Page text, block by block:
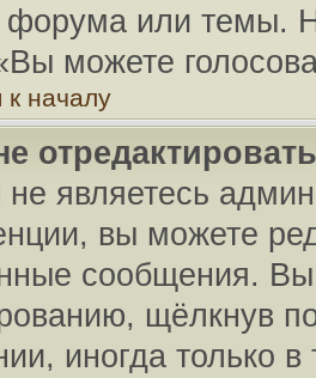
форума или темы.
можете
к началу
являетесь
вы можете
сообщения.
щёлкнув
иногда только в